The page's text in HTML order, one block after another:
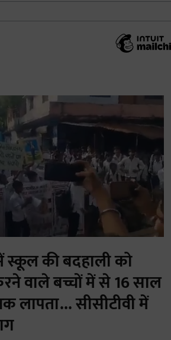
स्कूल की बदहाली को
वाले बच्चों में से 16 साल
लापता... सीसीटीवी में